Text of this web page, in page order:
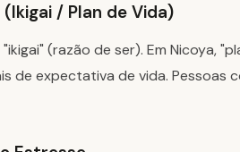
/ Plan de Vida)
(razão de ser). Em Nicoya,
de expectativa de vida. Pessoas